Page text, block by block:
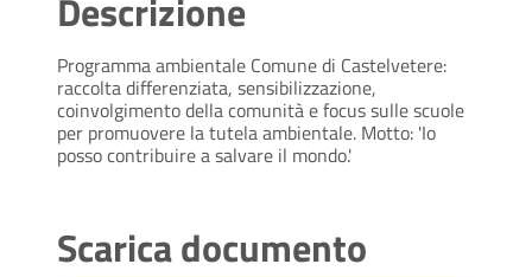
Programma ambientale Comune di Castelvetere:
raccolta differenziata, sensibilizzazione,
coinvolgimento della comunità e focus sulle scuole
per promuovere la tutela ambientale. Motto: 'Io
posso contribuire a salvare il mondo.'
Scarica documento